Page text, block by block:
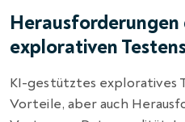
explorativen
KI-gestütztes exploratives
Vorteile, aber auch